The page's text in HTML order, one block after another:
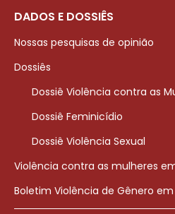
DADOS E DOSSIÊS
Nossas pesquisas de opinião
Dossiês
Dossiê Violência contra as
Dossiê Feminicídio
Dossiê Violência Sexual
Violência contra as mulheres
Boletim Violência de Gênero em